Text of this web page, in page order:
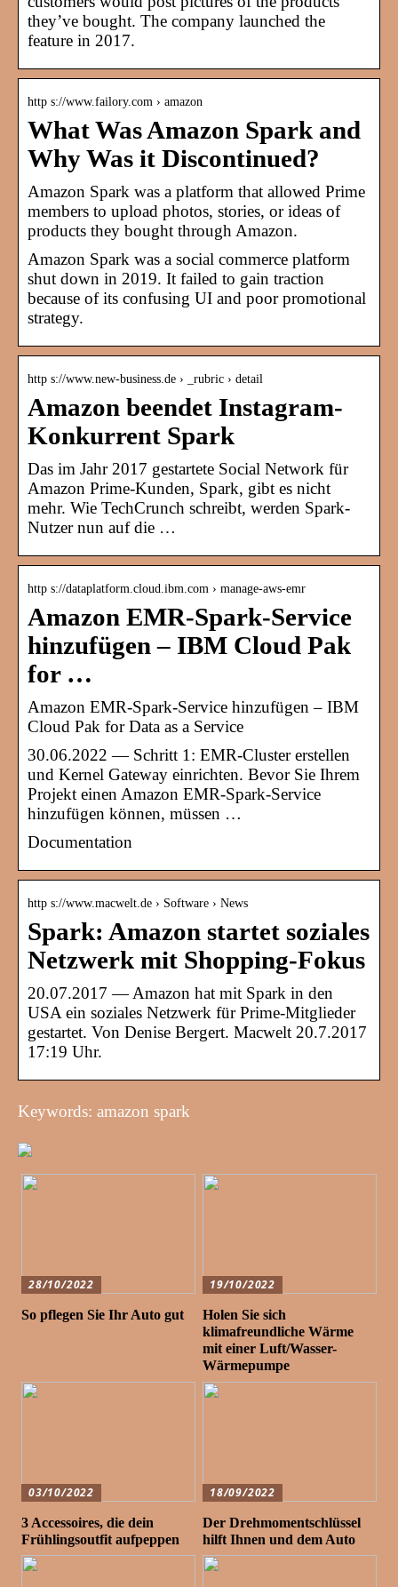
they’ve bought. The company launched the
feature in 2017.
http s://www.failory.com › amazon
What Was Amazon Spark and
Why Was it Discontinued?
Amazon Spark was a platform that allowed Prime
members to upload photos, stories, or ideas of
products they bought through Amazon.
Amazon Spark was a social commerce platform
shut down in 2019. It failed to gain traction
because of its confusing UI and poor promotional
strategy.
http s://www.new-business.de › _rubric › detail
Amazon beendet Instagram-
Konkurrent Spark
Das im Jahr 2017 gestartete Social Network für
Amazon Prime-Kunden, Spark, gibt es nicht
mehr. Wie TechCrunch schreibt, werden Spark-
Nutzer nun auf die …
http s://dataplatform.cloud.ibm.com › manage-aws-emr
Amazon EMR-Spark-Service
hinzufügen – IBM Cloud Pak
for …
Amazon EMR-Spark-Service hinzufügen – IBM
Cloud Pak for Data as a Service
30.06.2022 — Schritt 1: EMR-Cluster erstellen
und Kernel Gateway einrichten. Bevor Sie Ihrem
Projekt einen Amazon EMR-Spark-Service
hinzufügen können, müssen …
Documentation
http s://www.macwelt.de › Software › News
Spark: Amazon startet soziales
Netzwerk mit Shopping-Fokus
20.07.2017 — Amazon hat mit Spark in den
USA ein soziales Netzwerk für Prime-Mitglieder
gestartet. Von Denise Bergert. Macwelt 20.7.2017
17:19 Uhr.
Keywords: amazon spark
28/10/2022
So pflegen Sie Ihr Auto gut
19/10/2022
Holen Sie sich
klimafreundliche Wärme
mit einer Luft/Wasser-
Wärmepumpe
03/10/2022
3 Accessoires, die dein
Frühlingsoutfit aufpeppen
18/09/2022
Der Drehmomentschlüssel
hilft Ihnen und dem Auto